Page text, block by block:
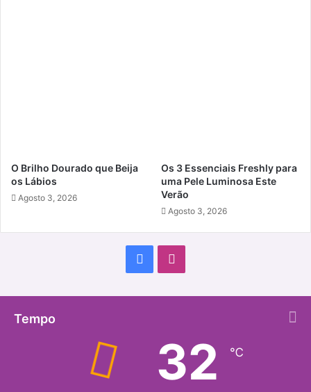
O Brilho Dourado que Beija
os Lábios
Agosto 3, 2026
Os 3 Essenciais Freshly para
uma Pele Luminosa Este
Verão
Agosto 3, 2026
Facebook
Tempo
32 ℃